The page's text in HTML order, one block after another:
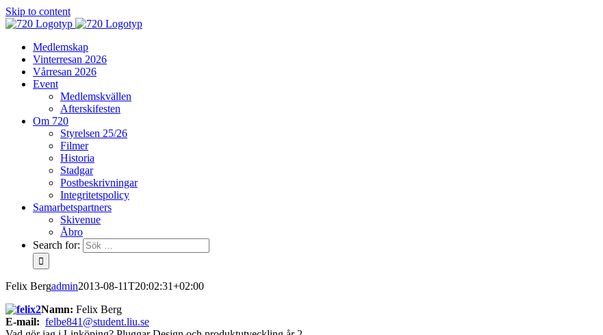
Skip to content
Medlemskap
Vinterresan 2026
Vårresan 2026
Event
Medlemskvällen
Afterskifesten
Om 720
Styrelsen 25/26
Filmer
Historia
Stadgar
Postbeskrivningar
Integritetspolicy
Samarbetspartners
Skivenue
Åbro
Search for:
Felix Bergadmin2013-08-11T20:02:31+02:00
Namn: Felix Berg
E-mail: felbe841@student.liu.se